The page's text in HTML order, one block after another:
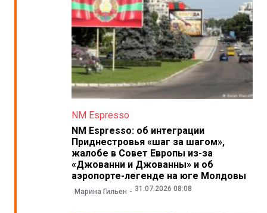
NM Espresso
NM Espresso: об интеграции
Приднестровья «шаг за шагом»,
жалобе в Совет Европы из-за
«Джованни и Джованны» и об
аэропорте-легенде на юге Молдовы
Марина Гильен 31.07.2026 08:08